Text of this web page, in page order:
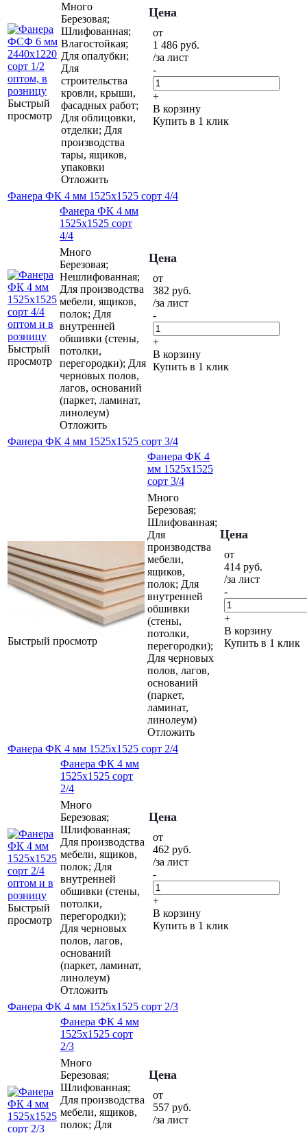
Быстрый
просмотр
Много
Березовая;
Шлифованная;
Влагостойкая;
Для опалубки;
Для
строительства
кровли, крыши,
фасадных работ;
Для облицовки,
отделки; Для
производства
тары, ящиков,
упаковки
Отложить
Цена
от
1 486 руб.
/за лист
-
+
В корзину
Купить в 1 клик
Фанера ФК 4 мм 1525х1525 сорт 4/4
Быстрый
просмотр
Фанера ФК 4 мм
1525х1525 сорт
4/4
Много
Березовая;
Нешлифованная;
Для производства
мебели, ящиков,
полок; Для
внутренней
обшивки (стены,
потолки,
перегородки); Для
черновых полов,
лагов, оснований
(паркет, ламинат,
линолеум)
Отложить
Цена
от
382 руб.
/за лист
-
+
В корзину
Купить в 1 клик
Фанера ФК 4 мм 1525х1525 сорт 3/4
Быстрый просмотр
Фанера ФК 4
мм 1525х1525
сорт 3/4
Много
Березовая;
Шлифованная;
Для
производства
мебели,
ящиков,
полок; Для
внутренней
обшивки
(стены,
потолки,
перегородки);
Для черновых
полов, лагов,
оснований
(паркет,
ламинат,
линолеум)
Отложить
Цена
от
414 руб.
/за лист
-
+
В корзину
Купить в 1 клик
Фанера ФК 4 мм 1525х1525 сорт 2/4
Быстрый
просмотр
Фанера ФК 4 мм
1525х1525 сорт
2/4
Много
Березовая;
Шлифованная;
Для производства
мебели, ящиков,
полок; Для
внутренней
обшивки (стены,
потолки,
перегородки);
Для черновых
полов, лагов,
оснований
(паркет, ламинат,
линолеум)
Отложить
Цена
от
462 руб.
/за лист
-
+
В корзину
Купить в 1 клик
Фанера ФК 4 мм 1525х1525 сорт 2/3
Фанера ФК 4 мм
1525х1525 сорт
2/3
Много
Березовая;
Шлифованная;
Для производства
мебели, ящиков,
полок; Для
Цена
от
557 руб.
/за лист